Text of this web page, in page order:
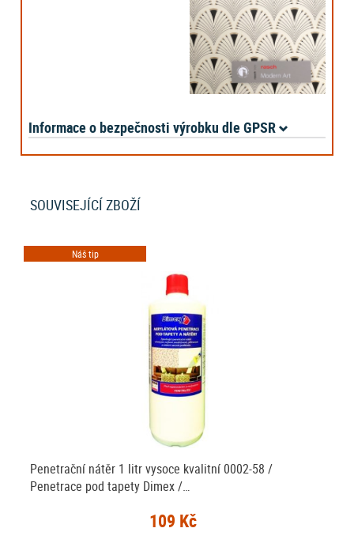
Informace o bezpečnosti výrobku dle GPSR
SOUVISEJÍCÍ ZBOŽÍ
Náš tip
Penetrační nátěr 1 litr vysoce kvalitní 0002-58 /
Penetrace pod tapety Dimex /…
109 Kč